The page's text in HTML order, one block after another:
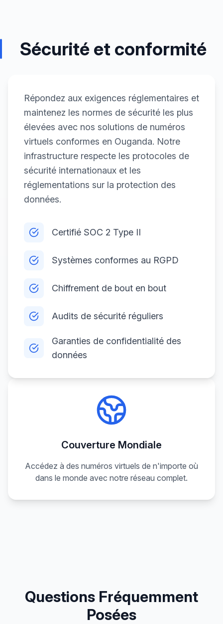
Sécurité et conformité
Répondez aux exigences réglementaires et
maintenez les normes de sécurité les plus
élevées avec nos solutions de numéros
virtuels conformes en Ouganda. Notre
infrastructure respecte les protocoles de
sécurité internationaux et les
réglementations sur la protection des
données.
Certifié SOC 2 Type II
Systèmes conformes au RGPD
Chiffrement de bout en bout
Audits de sécurité réguliers
Garanties de confidentialité des
données
Couverture Mondiale
Accédez à des numéros virtuels de n'importe où
dans le monde avec notre réseau complet.
Questions Fréquemment
Posées